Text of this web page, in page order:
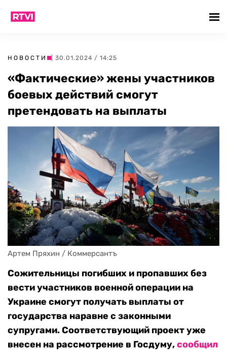
НОВОСТИ | 30.01.2024 / 14:25
«Фактические» жены участников
боевых действий смогут
претендовать на выплаты
Артем Пряхин / Коммерсантъ
Сожительницы погибших и пропавших без
вести участников военной операции на
Украине смогут получать выплаты от
государства наравне с законными
супругами. Соответствующий проект уже
внесен на рассмотрение в Госдуму,сообщил